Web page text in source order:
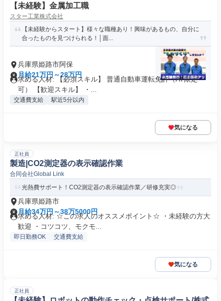
【未経験】金属加工職
スター工業株式会社
【未経験からスタート】様々な職種あり！興味があるもの、自分に
合ったものを見つけられる！│面...
兵庫県姫路市阿保
月給21万円～28万円
求める人材: 【必須スキル】 普通自動車運転免許（AT限定
可） 【歓迎スキル】 ・...
交通費支給 駅近5分以内
気になる
正社員
製造|CO2測定器の表示確認作業
合同会社Global Link
光熱費サポート！CO2測定器の表示確認作業／研修充実◎
兵庫県姫路市
月給34万円～38万5000円
求める人材: ☆この求人のオススメポイント☆ ・未経験の方大
歓迎 ・コツコツ、モクモ...
即日勤務OK 交通費支給
気になる
正社員